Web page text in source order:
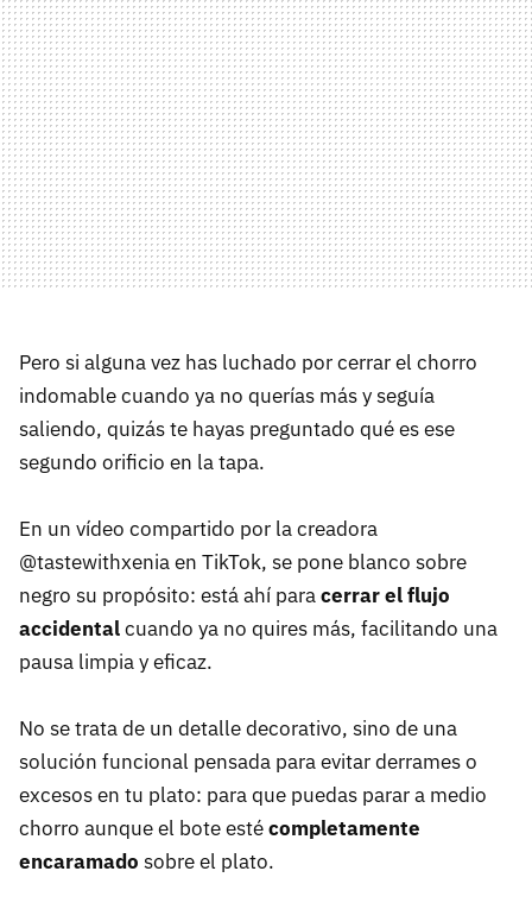
Pero si alguna vez has luchado por cerrar el chorro
indomable cuando ya no querías más y seguía
saliendo, quizás te hayas preguntado qué es ese
segundo orificio en la tapa.
En un vídeo compartido por la creadora
@tastewithxenia en TikTok, se pone blanco sobre
negro su propósito: está ahí paracerrar el flujo
accidentalcuando ya no quires más, facilitando una
pausa limpia y eficaz.
No se trata de un detalle decorativo, sino de una
solución funcional pensada para evitar derrames o
excesos en tu plato: para que puedas parar a medio
chorro aunque el bote estécompletamente
encaramado sobre el plato.